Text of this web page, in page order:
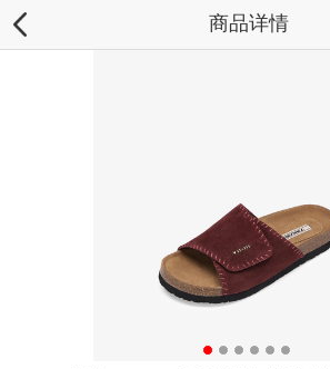
商品详情